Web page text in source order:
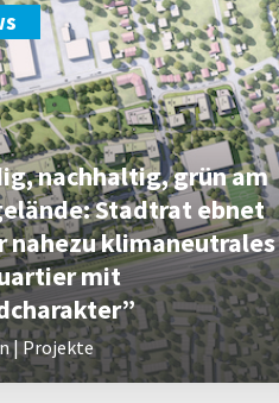
nachhaltig, grün am
Stadtrat ebnet
nahezu klimaneutrales
mit
| Projekte